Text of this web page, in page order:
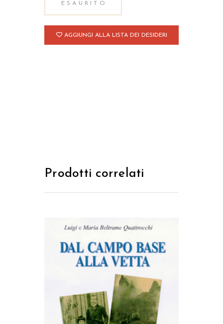
ESAURITO
AGGIUNGI ALLA LISTA DEI DESIDERI
Prodotti correlati
AGGIUNGI AL CARRELLO